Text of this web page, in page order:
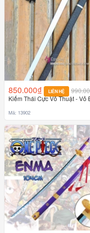
850.000₫ LIÊN HỆ
Kiếm Thái Cực Võ Thuật - Vỏ
Mã: 13902